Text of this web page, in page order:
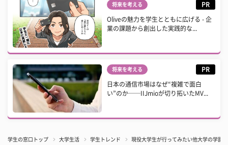
将来を考える PR
Oliveの魅力を学生とともに広げる - 企
業の課題から創出した実践的な...
将来を考える PR
日本の通信市場はなぜ“複雑で面白
い”のか──IIJmioが切り拓いたMV...
学生の窓口トップ 大学生活 学生トレンド 現役大学生が行ってみたい他大学の学園